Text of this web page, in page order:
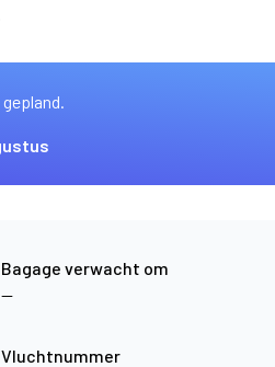
gepland.
Bagage verwacht om
—
Vluchtnummer